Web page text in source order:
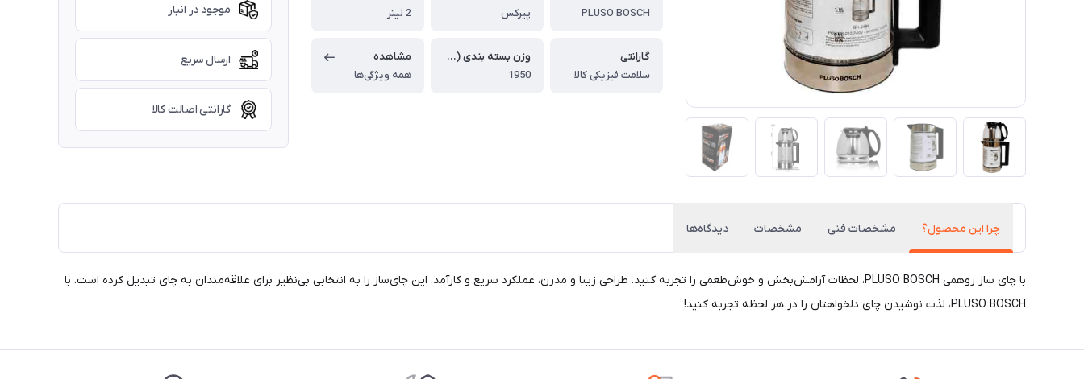
PLUSO BOSCH
پیرکس
2 لیتر
گارانتی
سلامت فیزیکی کالا
وزن بسته بندی (گرم)
1950
مشاهده
همه ویژگی‌ها
موجود در انبار
ارسال سریع
گارانتی اصالت کالا
چرا این محصول؟ مشخصات فنی مشخصات دیدگاه‌ها
با چای ساز روهمی PLUSO BOSCH، لحظات آرامش‌بخش و خوش‌طعمی را تجربه کنید. طراحی زیبا و مدرن، عملکرد سریع و کارآمد، این چای‌ساز را به انتخابی بی‌نظیر برای علاقه‌مندان به چای تبدیل کرده است. با
PLUSO BOSCH، لذت نوشیدن چای دلخواهتان را در هر لحظه تجربه کنید!